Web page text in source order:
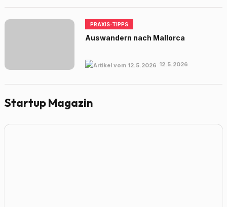
PRAXIS-TIPPS
Auswandern nach Mallorca
12.5.2026
Startup Magazin